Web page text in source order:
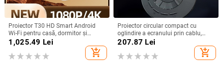
Proiector T30 HD Smart Android
Wi-Fi pentru casă, dormitor și
cinema de familie
1,025.49 Lei
add_shopping_cart
Proiector circular compact cu
oglindire a ecranului prin cablu,
compatibil Android și iPhone,
207.87 Lei
add_shopping_cart